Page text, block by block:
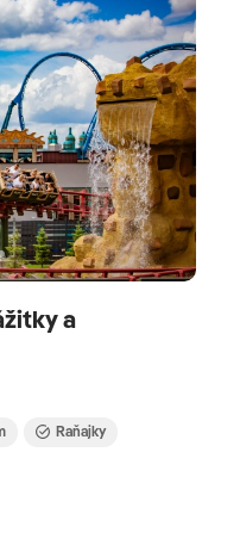
a
Raňajky